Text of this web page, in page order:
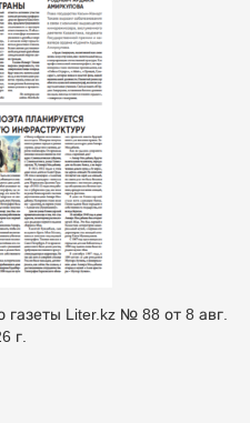
Liter.kz № 88 от 8 авг.
г.